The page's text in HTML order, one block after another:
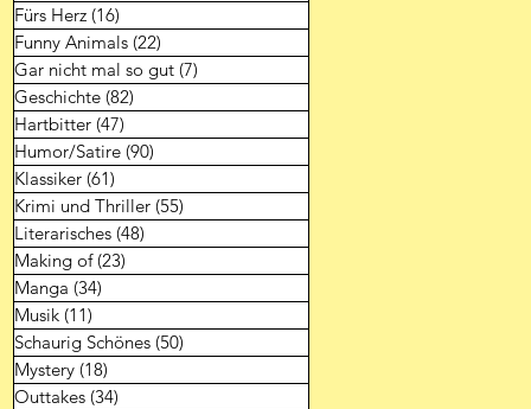
Fürs Herz (16)
Funny Animals (22)
Gar nicht mal so gut (7)
Geschichte (82)
Hartbitter (47)
Humor/Satire (90)
Klassiker (61)
Krimi und Thriller (55)
Literarisches (48)
Making of (23)
Manga (34)
Musik (11)
Schaurig Schönes (50)
Mystery (18)
Outtakes (34)